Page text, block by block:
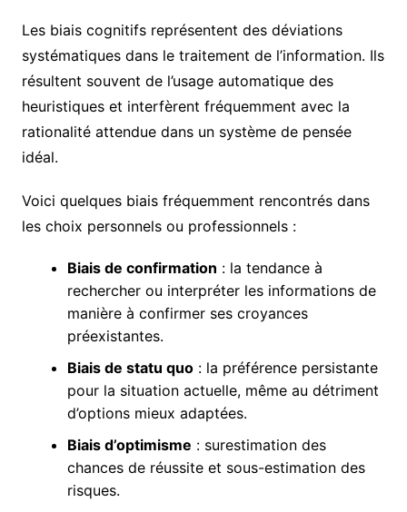
Les biais cognitifs représentent des déviations
systématiques dans le traitement de l’information. Ils
résultent souvent de l’usage automatique des
heuristiques et interfèrent fréquemment avec la
rationalité attendue dans un système de pensée
idéal.
Voici quelques biais fréquemment rencontrés dans
les choix personnels ou professionnels :
Biais de confirmation : la tendance à
rechercher ou interpréter les informations de
manière à confirmer ses croyances
préexistantes.
Biais de statu quo: la préférence persistante
pour la situation actuelle, même au détriment
d’options mieux adaptées.
Biais d’optimisme : surestimation des
chances de réussite et sous-estimation des
risques.